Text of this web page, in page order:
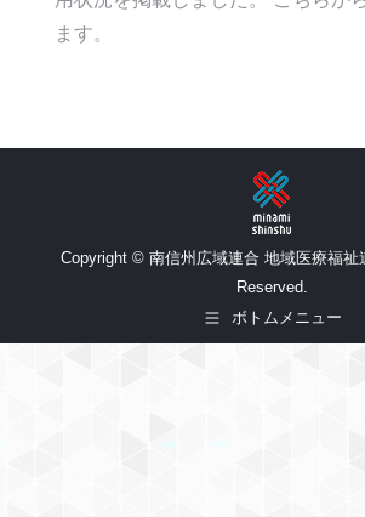
ます。
Copyright © 南信州広域連合 地域医療福祉
Reserved.
ボトムメニュー